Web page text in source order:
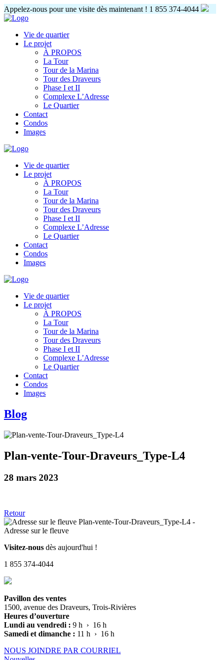
Appelez-nous pour une visite dès maintenant ! 1 855 374-4044
Vie de quartier
Le projet
À PROPOS
La Tour
Tour de la Marina
Tour des Draveurs
Phase I et II
Complexe L’Adresse
Le Quartier
Contact
Condos
Images
Vie de quartier
Le projet
À PROPOS
La Tour
Tour de la Marina
Tour des Draveurs
Phase I et II
Complexe L’Adresse
Le Quartier
Contact
Condos
Images
Vie de quartier
Le projet
À PROPOS
La Tour
Tour de la Marina
Tour des Draveurs
Phase I et II
Complexe L’Adresse
Le Quartier
Contact
Condos
Images
Blog
Plan-vente-Tour-Draveurs_Type-L4
28 mars 2023
Retour
Visitez-nous dès aujourd'hui !
1 855 374-4044
Pavillon des ventes
1500, avenue des Draveurs, Trois-Rivières
Heures d’ouverture
Lundi au vendredi : 9 h › 16 h
Samedi et dimanche : 11 h › 16 h
NOUS JOINDRE PAR COURRIEL